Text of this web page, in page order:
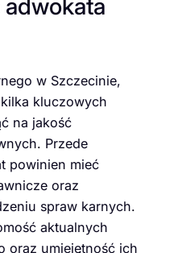
w Szczecinie,
kluczowych
na jakość
Przede
powinien mieć
oraz
spraw karnych.
aktualnych
oraz umiejętność ich